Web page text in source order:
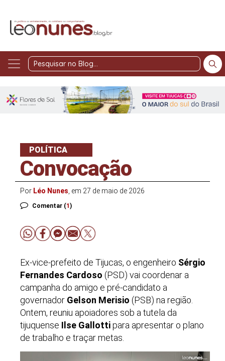
Pesquisar
Blog
POLÍTICA
Convocação
Por Léo Nunes , em 27 de maio de 2026
Comentar (1)
Ex-vice-prefeito de Tijucas, o engenheiro Sérgio
Fernandes Cardoso (PSD) vai coordenar a
campanha do amigo e pré-candidato a
governador Gelson Merisio (PSB) na região.
Ontem, reuniu apoiadores sob a tutela da
tijuquense Ilse Gallottipara apresentar o plano
de trabalho e traçar metas.